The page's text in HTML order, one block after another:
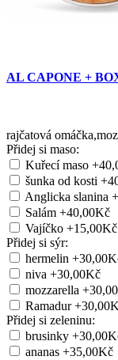
AL CAPONE +
rajčatová
Přidej si maso:
Kuřecí maso
šunka od kosti
Anglicka slanina
Salám +40,00Kč
Vajíčko +15,00Kč
Přidej si sýr:
hermelin
niva +30,00Kč
mozzarella
Ramadur
Přidej si zeleninu:
brusinky
ananas +35,00Kč